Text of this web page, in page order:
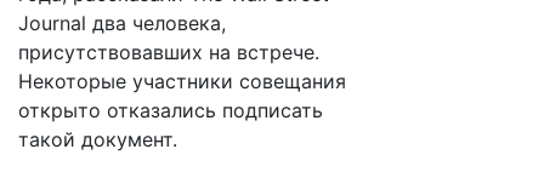
Journal два человека,
присутствовавших на встрече.
Некоторые участники совещания
открыто отказались подписать
такой документ.